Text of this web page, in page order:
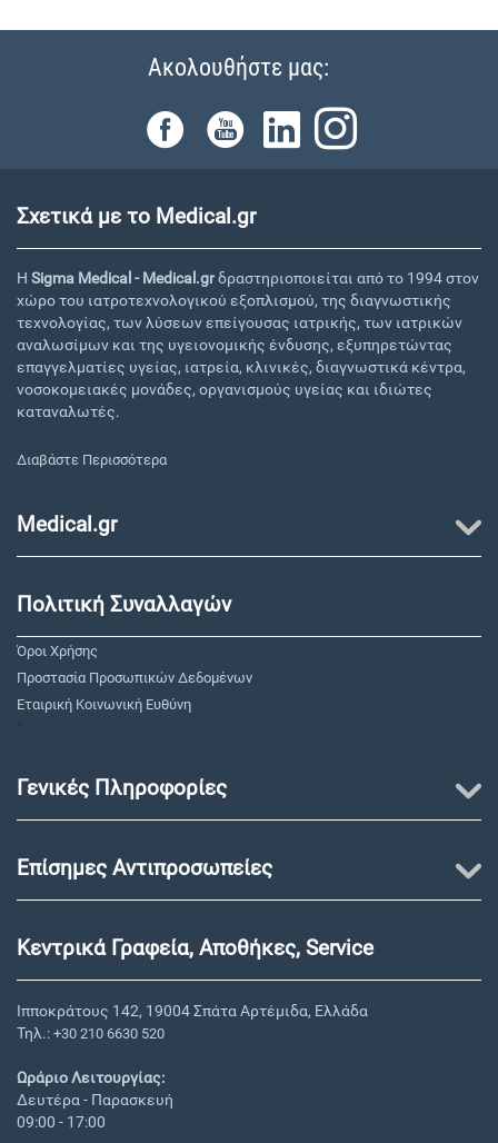
Ακολουθήστε μας:
Σχετικά με το Medical.gr
Η Sigma Medical - Medical.grδραστηριοποιείται από το 1994 στον
χώρο του ιατροτεχνολογικού εξοπλισμού, της διαγνωστικής
τεχνολογίας, των λύσεων επείγουσας ιατρικής, των ιατρικών
αναλωσίμων και της υγειονομικής ένδυσης, εξυπηρετώντας
επαγγελματίες υγείας, ιατρεία, κλινικές, διαγνωστικά κέντρα,
νοσοκομειακές μονάδες, οργανισμούς υγείας και ιδιώτες
καταναλωτές.
Διαβάστε Περισσότερα
Medical.gr
Πολιτική Συναλλαγών
Όροι Χρήσης
Προστασία Προσωπικών Δεδομένων
Εταιρική Κοινωνική Ευθύνη
"
Γενικές Πληροφορίες
Επίσημες Αντιπροσωπείες
Κεντρικά Γραφεία, Αποθήκες, Service
Ιπποκράτους 142, 19004 Σπάτα Αρτέμιδα, Ελλάδα
Τηλ.: +30 210 6630 520
Ωράριο Λειτουργίας:
Δευτέρα - Παρασκευή
09:00 - 17:00